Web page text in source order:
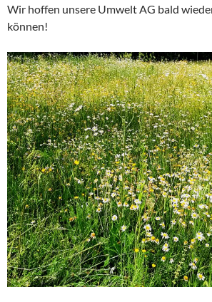
Wir hoffen unsere Umwelt AG bald
können!